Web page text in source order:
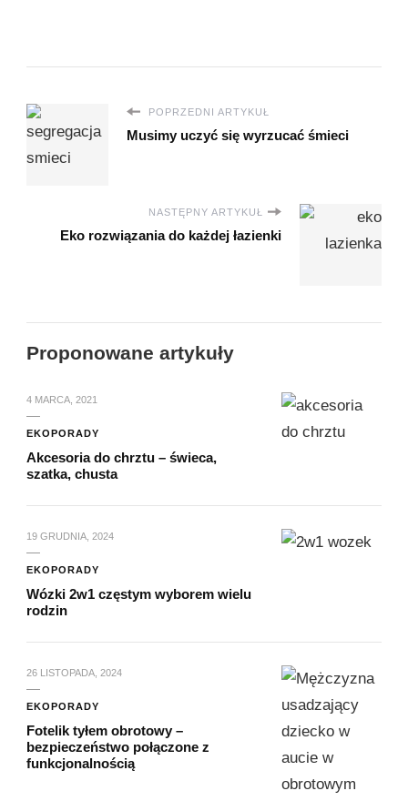
POPRZEDNI ARTYKUŁ
Musimy uczyć się wyrzucać śmieci
NASTĘPNY ARTYKUŁ
Eko rozwiązania do każdej łazienki
Proponowane artykuły
4 MARCA, 2021
EKOPORADY
Akcesoria do chrztu – świeca,
szatka, chusta
19 GRUDNIA, 2024
EKOPORADY
Wózki 2w1 częstym wyborem wielu
rodzin
26 LISTOPADA, 2024
EKOPORADY
Fotelik tyłem obrotowy –
bezpieczeństwo połączone z
funkcjonalnością